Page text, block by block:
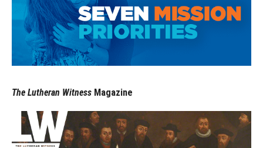
The Lutheran Witness Magazine